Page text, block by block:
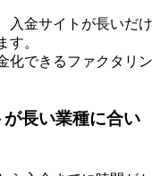
入金サイトが長いだけ
す。
化できるファクタリン
長い業種に合い